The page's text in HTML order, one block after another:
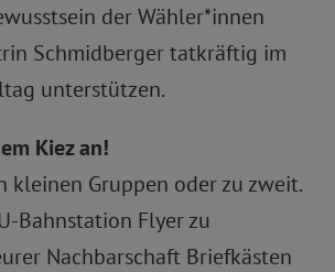
der Wähler*innen
Schmidberger tatkräftig im
unterstützen.
Kiez an!
kleinen Gruppen oder zu zweit.
Bahnstation Flyer zu
Nachbarschaft Briefkästen